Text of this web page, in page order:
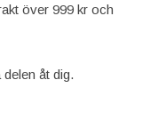
över 999 kr och
åt dig.